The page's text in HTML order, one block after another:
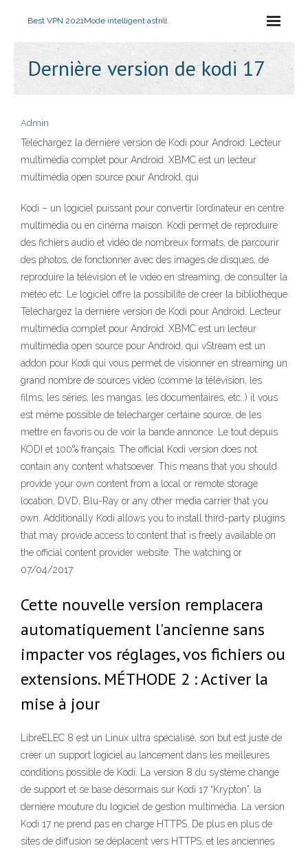
Best VPN 2021Mode intelligent astrill
Dernière version de kodi 17
Admin
Téléchargez la dernière version de Kodi pour Android. Lecteur
multimédia complet pour Android. XBMC est un lecteur
multimédia open source pour Android, qui
Kodi – un logiciel puissant pour convertir l’ordinateur en centre
multimédia ou en cinéma maison. Kodi permet de reproduire
des fichiers audio et vidéo de nombreux formats, de parcourir
des photos, de fonctionner avec des images de disques, de
reproduire la télévision et le vidéo en streaming, de consulter la
météo etc. Le logiciel offre la possibilité de créer la bibliothèque
Téléchargez la dernière version de Kodi pour Android. Lecteur
multimédia complet pour Android. XBMC est un lecteur
multimédia open source pour Android, qui vStream est un
addon pour Kodi qui vous permet de visionner en streaming un
grand nombre de sources video (comme la télévision, les
films, les séries, les mangas, les documentaires, etc..) il vous
est même possible de télécharger certaine source, de les
mettre en favoris ou de voir la bande annonce. Le tout depuis
KODI et 100% français. The official Kodi version does not
contain any content whatsoever. This means that you should
provide your own content from a local or remote storage
location, DVD, Blu-Ray or any other media carrier that you
own. Additionally Kodi allows you to install third-party plugins
that may provide access to content that is freely available on
the official content provider website. The watching or
07/04/2017
Cette nouvelle version remplacera
automatiquement l'ancienne sans
impacter vos réglages, vos fichiers ou
extensions. MÉTHODE 2 : Activer la
mise à jour
LibreELEC 8 est un Linux ultra spécialisé, son but est juste de
créer un support logiciel au lancement dans les meilleures
conditions possible de Kodi. La version 8 du système change
de support et se base désormais sur Kodi 17 “Krypton”, la
dernière mouture du logiciel de gestion multimédia. La version
Kodi 17 ne prend pas en charge HTTPS. De plus en plus de
sites de diffusion se déplacent vers HTTPS, et les anciennes